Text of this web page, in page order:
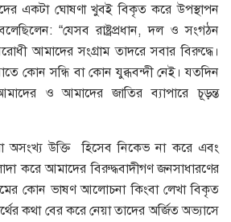
একটা ঘোষণা খুবই বিকৃত করে উপস্থাপন
“যেসব রাষ্ট্রপ্রধান, দল ও সংগঠন
আমাদের সংগ্রাম তাদরে সবার বিরুদ্ধে।
কোন সন্ধি বা কোন যুব্ধবন্দী নেই। যতদিন
ও আমাদের জাতির ব্যাপারে চূড়ন্ত
‍উক্তি হিসেব নিকেভ না করে এবং
করে আমাদের বিরুদ্ধবাদীগণ জনসাধারণের
কোন ভাষণ আলোচনা কিংবা লেখা বিকৃত
কথা বের করে নেয়া তাদের অর্জিত অভ্যাসে